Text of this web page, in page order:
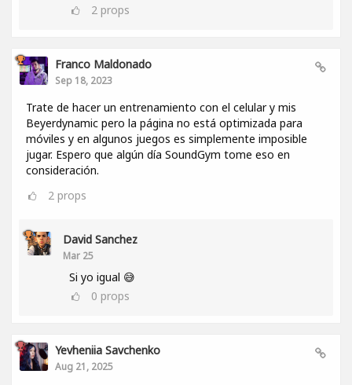
2 props
Franco Maldonado
Sep 18, 2023
Trate de hacer un entrenamiento con el celular y mis
Beyerdynamic pero la página no está optimizada para
móviles y en algunos juegos es simplemente imposible
jugar. Espero que algún día SoundGym tome eso en
consideración.
2 props
David Sanchez
Mar 25
Si yo igual 😅
0 props
Yevheniia Savchenko
Aug 21, 2025